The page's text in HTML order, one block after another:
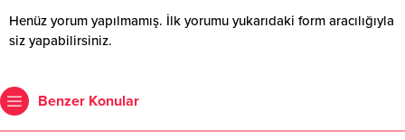
Henüz yorum yapılmamış. İlk yorumu yukarıdaki form aracılığıyla
siz yapabilirsiniz.
Benzer Konular